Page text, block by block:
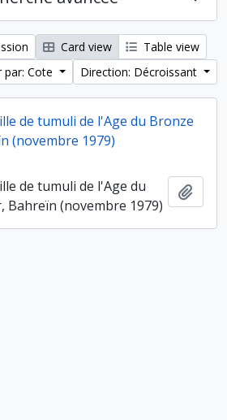
Card view
Table view
par: Cote
Direction: Décroissant
de tumuli de l'Age du Bronze
(novembre 1979)
de tumuli de l'Age du
Bahreïn (novembre 1979)